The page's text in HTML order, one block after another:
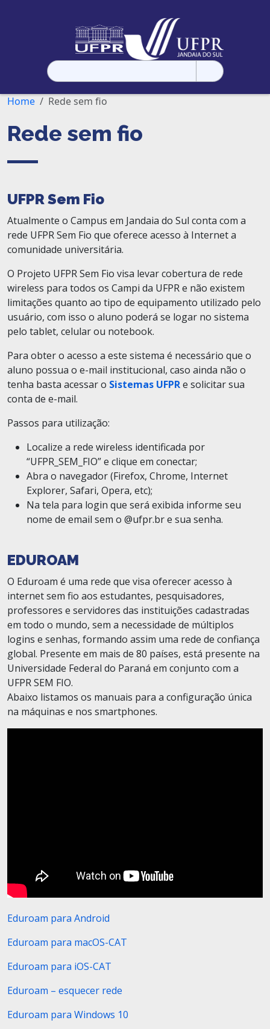
Pesquisar
por:
Home
Rede sem fio
Rede sem fio
UFPR Sem Fio
Atualmente o Campus em Jandaia do Sul conta com a
rede UFPR Sem Fio que oferece acesso à Internet a
comunidade universitária.
O Projeto UFPR Sem Fio visa levar cobertura de rede
wireless para todos os Campi da UFPR e não existem
limitações quanto ao tipo de equipamento utilizado pelo
usuário, com isso o aluno poderá se logar no sistema
pelo tablet, celular ou notebook.
Para obter o acesso a este sistema é necessário que o
aluno possua o e-mail institucional, caso ainda não o
tenha basta acessar o Sistemas UFPRe solicitar sua
conta de e-mail.
Passos para utilização:
Localize a rede wireless identificada por
“UFPR_SEM_FIO” e clique em conectar;
Abra o navegador (Firefox, Chrome, Internet
Explorer, Safari, Opera, etc);
Na tela para login que será exibida informe seu
nome de email sem o @ufpr.br e sua senha.
EDUROAM
O Eduroam é uma rede que visa oferecer acesso à
internet sem fio aos estudantes, pesquisadores,
professores e servidores das instituições cadastradas
em todo o mundo, sem a necessidade de múltiplos
logins e senhas, formando assim uma rede de confiança
global. Presente em mais de 80 países, está presente na
Universidade Federal do Paraná em conjunto com a
UFPR SEM FIO.
Abaixo listamos os manuais para a configuração única
na máquinas e nos smartphones.
Eduroam para Android
Eduroam para macOS-CAT
Eduroam para iOS-CAT
Eduroam – esquecer rede
Eduroam para Windows 10